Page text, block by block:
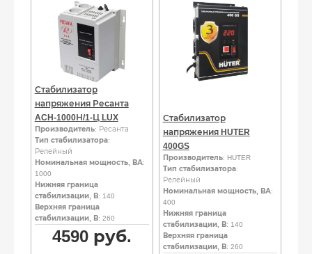
Стабилизатор
напряжения Ресанта
ACH-1000Н/1-Ц LUX
Производитель: Ресанта
Тип стабилизатора:
Релейный
Номинальная мощность, ВА:
1000
Нижняя граница
стабилизации, В: 140
Верхняя граница
стабилизации, В: 260
4590руб.
Стабилизатор
напряжения HUTER
400GS
Производитель: HUTER
Тип стабилизатора:
Релейный
Номинальная мощность, ВА:
400
Нижняя граница
стабилизации, В: 140
Верхняя граница
стабилизации, В: 260